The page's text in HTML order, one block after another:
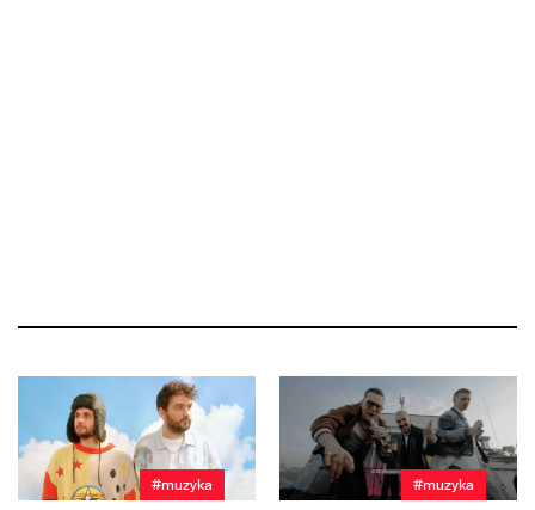
#muzyka #muzyka